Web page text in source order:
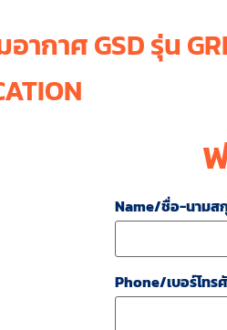
อากาศ GSD รุ่น
Name/ชื่อ-นามส
Phone/เบอร์โทร